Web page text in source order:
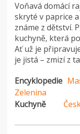
Voňavá domácí
skryté v paprice
známe z dětství.
kuchyně, která
Ať už je
je jistá – zmizí z
Encyklopedie
Zelenina
Kuchyně